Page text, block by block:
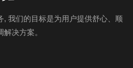
, 我们的目标是为用户提供舒心、顺
决方案。